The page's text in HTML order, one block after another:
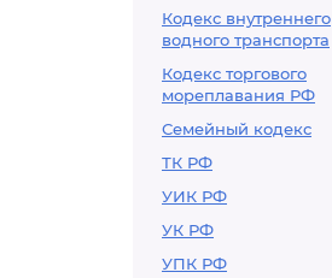
Кодекс внутреннего
водного транспорта
Кодекс торгового
мореплавания РФ
Семейный кодекс
ТК РФ
УИК РФ
УК РФ
УПК РФ